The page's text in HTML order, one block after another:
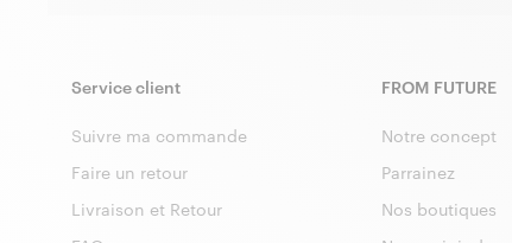
Service client
Suivre ma commande
Faire un retour
Livraison et Retour
FROM FUTURE
Notre concept
Parrainez
Nos boutiques